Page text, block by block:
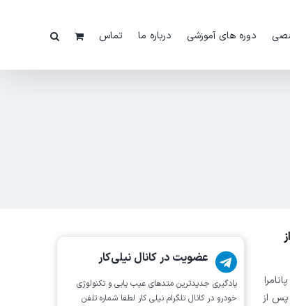
دوره های آموزشی درباره ما تماس
پس از
عضویت در کانال نیلی‌کار
یادگیری جدیدترین متد‌های عیب یابی‌ و تکنولوژی
خودرو در کانال تلگرام نیلی کار لطفا شماره تلفن